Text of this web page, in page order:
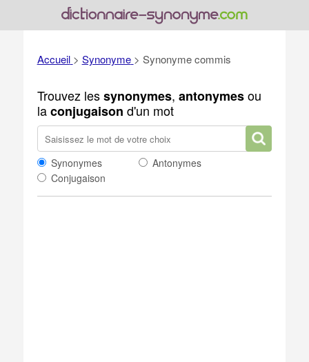
Accueil > Synonyme > Synonyme commis
Trouvez lessynonymes, antonymesou
laconjugaison d'un mot
Synonymes
Antonymes
Conjugaison